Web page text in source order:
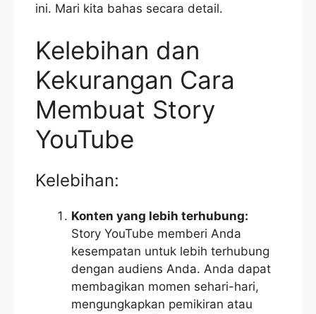
ini. Mari kita bahas secara detail.
Kelebihan dan
Kekurangan Cara
Membuat Story
YouTube
Kelebihan:
Konten yang lebih terhubung:
Story YouTube memberi Anda
kesempatan untuk lebih terhubung
dengan audiens Anda. Anda dapat
membagikan momen sehari-hari,
mengungkapkan pemikiran atau